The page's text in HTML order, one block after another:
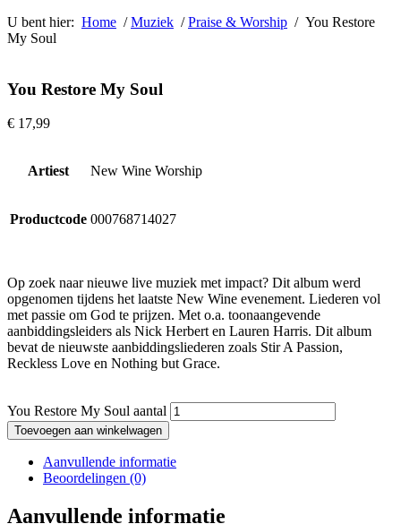
U bent hier: Home /Muziek /Praise & Worship / You Restore
My Soul
You Restore My Soul
€ 17,99
Artiest New Wine Worship
Productcode 000768714027
Op zoek naar nieuwe live muziek met impact? Dit album werd
opgenomen tijdens het laatste New Wine evenement. Liederen vol
met passie om God te prijzen. Met o.a. toonaangevende
aanbiddingsleiders als Nick Herbert en Lauren Harris. Dit album
bevat de nieuwste aanbiddingsliederen zoals Stir A Passion,
Reckless Love en Nothing but Grace.
You Restore My Soul aantal
Toevoegen aan winkelwagen
Aanvullende informatie
Beoordelingen (0)
Aanvullende informatie